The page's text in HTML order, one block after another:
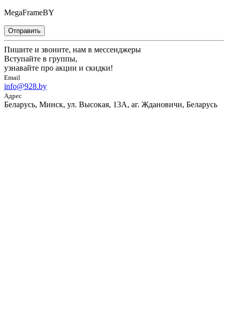
MegaFrameBY
Отправить
Пишите и звоните, нам в мессенджеры
Вступайте в группы,
узнавайте про акции и скидки!
Email
info@928.by
Адрес
Беларусь, Минск, ул. Высокая, 13А, аг. Ждановичи, Беларусь